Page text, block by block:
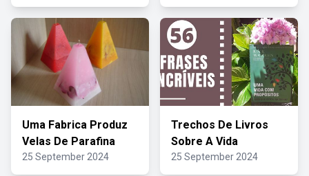
Uma Fabrica Produz
Velas De Parafina
25 September 2024
Trechos De Livros
Sobre A Vida
25 September 2024